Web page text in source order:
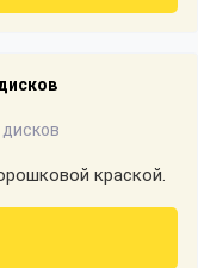
краской.